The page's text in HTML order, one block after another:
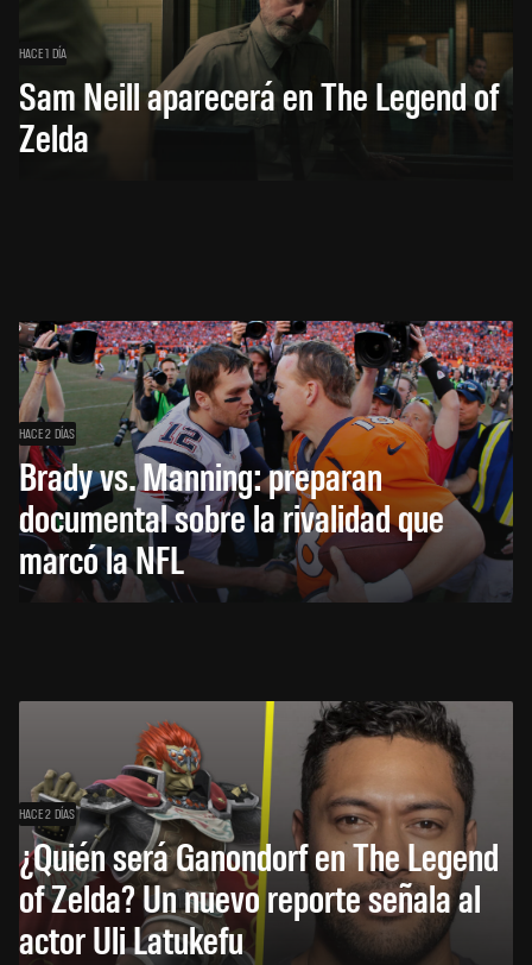
HACE 1 DÍA
Sam Neill aparecerá en The Legend of
Zelda
HACE 2 DÍAS
Brady vs. Manning: preparan
documental sobre la rivalidad que
marcó la NFL
HACE 2 DÍAS
¿Quién será Ganondorf en The Legend
of Zelda? Un nuevo reporte señala al
actor Uli Latukefu